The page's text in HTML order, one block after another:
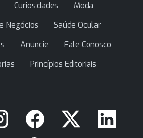
Curiosidades
Moda
Negócios
Saúde Ocular
Anuncie
Fale Conosco
Princípios Editoriais